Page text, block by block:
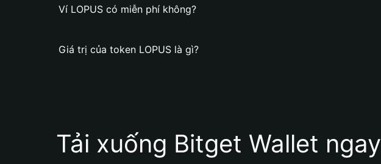
Ví LOPUS có miễn phí không?
Giá trị của token LOPUS là gì?
Tải xuống Bitget Wallet ngay